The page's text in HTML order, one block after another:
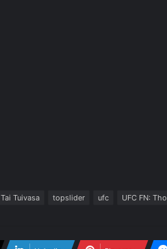
Tai Tuivasa topslider ufc UFC FN: